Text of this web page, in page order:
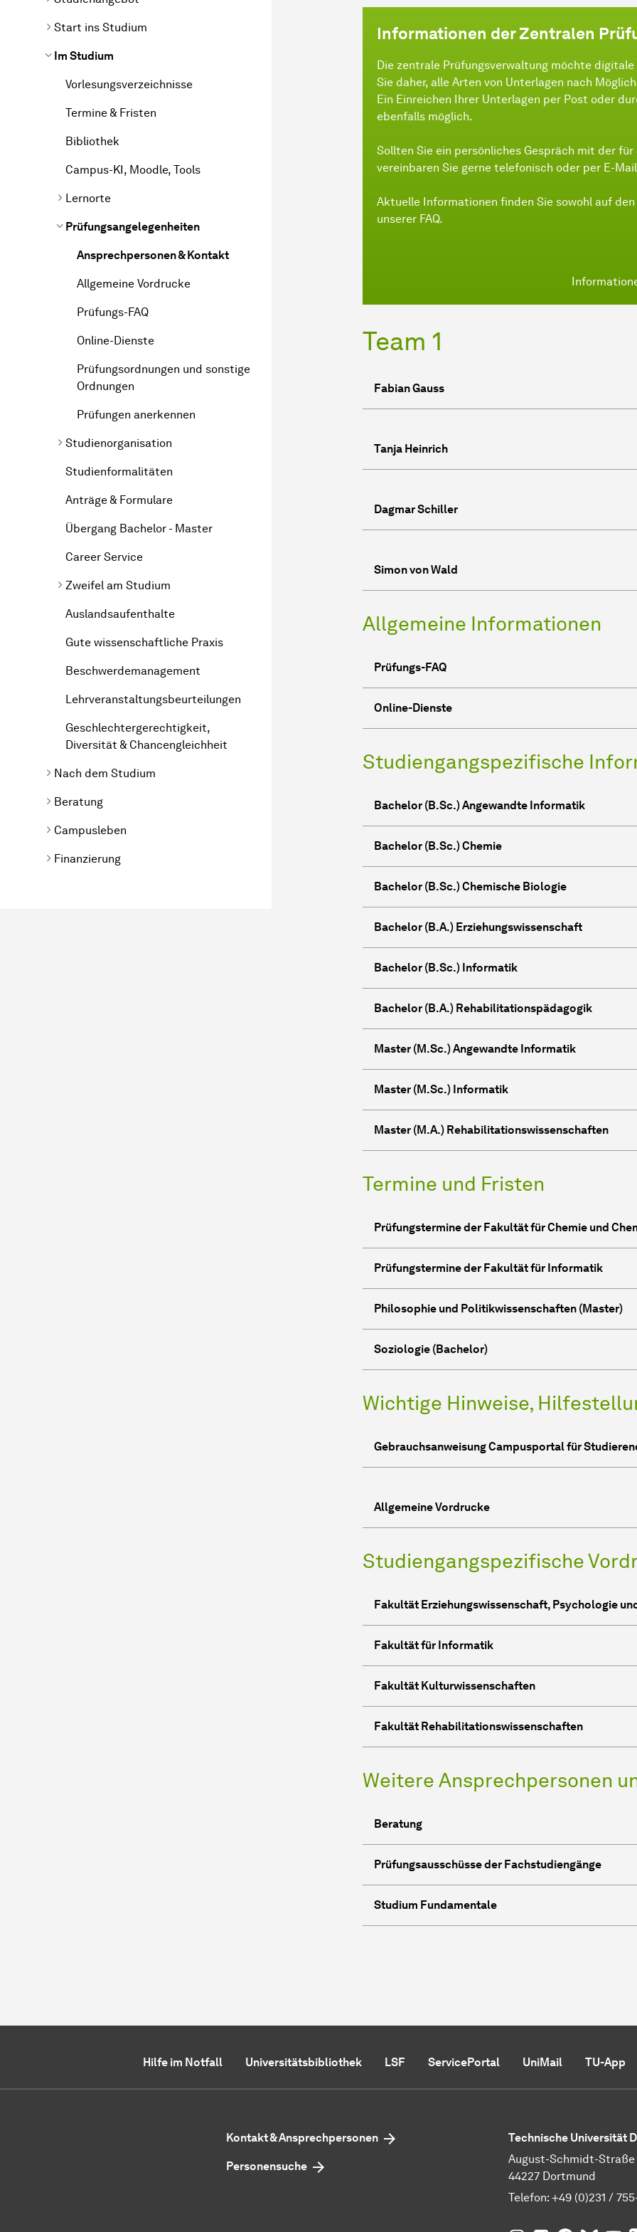
Start ins Studium
Im Studium
Vorlesungsverzeichnisse
Termine & Fristen
Bibliothek
Campus-KI, Moodle, Tools
Lernorte
Prüfungsangelegenheiten
Ansprechpersonen & Kontakt
Allgemeine Vordrucke
Prüfungs-FAQ
Online-Dienste
Prüfungsordnungen und sonstige
Ordnungen
Prüfungen anerkennen
Studienorganisation
Studienformalitäten
Anträge & Formulare
Übergang Bachelor - Master
Career Service
Zweifel am Studium
Auslandsaufenthalte
Gute wissenschaftliche Praxis
Beschwerdemanagement
Lehrveranstaltungsbeurteilungen
Geschlechtergerechtigkeit,
Diversität & Chancengleichheit
Nach dem Studium
Beratung
Campusleben
Finanzierung
Informationen der Zentralen
Die zentrale Prüfungsverwaltung möchte
Sie daher, alle Arten von Unterlagen nach
Ein Einreichen Ihrer Unterlagen per Post oder
ebenfalls möglich.
Sollten Sie ein persönliches Gespräch mit der
vereinbaren Sie gerne telefonisch oder per E-
Aktuelle Informationen finden Sie sowohl auf
unserer FAQ.
Team 1
Fabian Gauss
Tanja Heinrich
Dagmar Schiller
Simon von Wald
Allgemeine Informationen
Prüfungs-FAQ
Online-Dienste
Studiengangspezifische
Bachelor (B.Sc.) Angewandte Informatik
Bachelor (B.Sc.) Chemie
Bachelor (B.Sc.) Chemische Biologie
Bachelor (B.A.) Erziehungswissenschaft
Bachelor (B.Sc.) Informatik
Bachelor (B.A.) Rehabilitationspädagogik
Master (M.Sc.) Angewandte Informatik
Master (M.Sc.) Informatik
Master (M.A.) Rehabilitationswissenschaften
Termine und Fristen
Prüfungstermine der Fakultät für Chemie und
Prüfungstermine der Fakultät für Informatik
Philosophie und Politikwissenschaften (Master)
Soziologie (Bachelor)
Wichtige Hinweise,
Gebrauchsanweisung Campusportal für
Allgemeine Vordrucke
Studiengangspezifische
Fakultät Erziehungswissenschaft, Psychologie
Fakultät für Informatik
Fakultät Kulturwissenschaften
Fakultät Rehabilitationswissenschaften
Weitere Ansprechpersonen
Beratung
Prüfungsausschüsse der Fachstudiengänge
Studium Fundamentale
Hilfe im Notfall Universitätsbibliothek LSF ServicePortal UniMail TU-App
Kontakt & Ansprechpersonen
Personensuche
Technische Universität
August-Schmidt-Straße
44227 Dortmund
Telefon: +49 (0)231 /